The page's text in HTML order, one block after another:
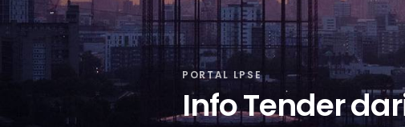
PORTAL LPSE
Info Tender